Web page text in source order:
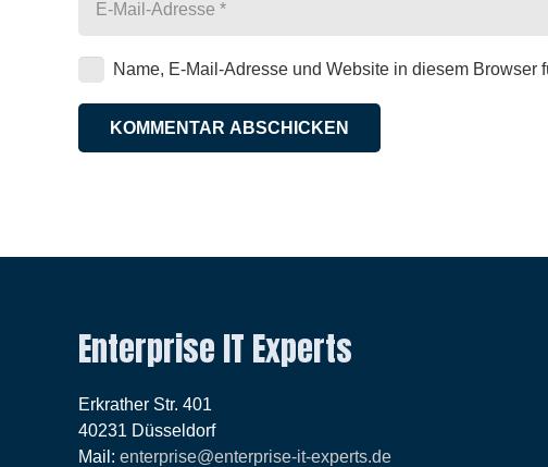
Name, E-Mail-Adresse und Website in diesem Browser
KOMMENTAR ABSCHICKEN
Enterprise IT Experts
Erkrather Str. 401
40231 Düsseldorf
Mail: enterprise@enterprise-it-experts.de